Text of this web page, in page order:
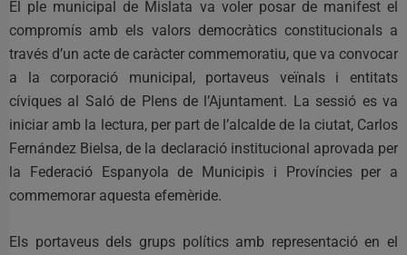
El ple municipal de Mislata va voler posar de manifest el
compromís amb els valors democràtics constitucionals a
través d’un acte de caràcter commemoratiu, que va convocar
a la corporació municipal, portaveus veïnals i entitats
cíviques al Saló de Plens de l’Ajuntament. La sessió es va
iniciar amb la lectura, per part de l’alcalde de la ciutat, Carlos
Fernández Bielsa, de la declaració institucional aprovada per
la Federació Espanyola de Municipis i Províncies per a
commemorar aquesta efemèride.
Els portaveus dels grups polítics amb representació en el